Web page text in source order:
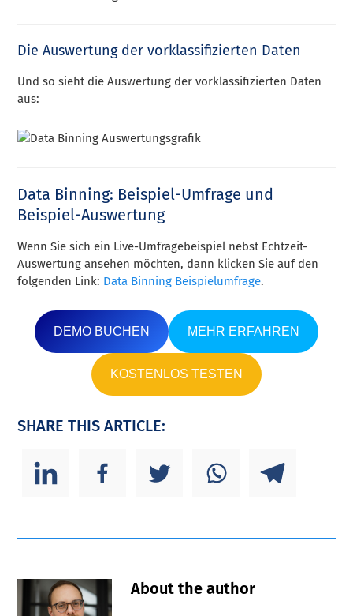
Die Auswertung der vorklassifizierten Daten
Und so sieht die Auswertung der vorklassifizierten Daten
aus:
Data Binning: Beispiel-Umfrage und
Beispiel-Auswertung
Wenn Sie sich ein Live-Umfragebeispiel nebst Echtzeit-
Auswertung ansehen möchten, dann klicken Sie auf den
folgenden Link: Data Binning Beispielumfrage.
DEMO BUCHEN MEHR ERFAHREN
KOSTENLOS TESTEN
SHARE THIS ARTICLE:
About the author